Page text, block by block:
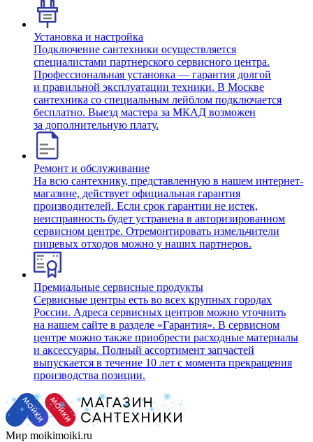
Установка и настройка
Подключение сантехники осуществляется
специалистами партнерского сервисного центра.
Профессиональная установка — гарантия долгой
и правильной эксплуатации техники. В Москве
сантехника со специальным лейблом подключается
бесплатно. Выезд мастера за МКАД возможен
за дополнительную плату.
Ремонт и обслуживание
На всю сантехнику, представленную в нашем интернет-
магазине, действует официальная гарантия
производителей. Если срок гарантии не истек,
неисправность будет устранена в авторизированном
сервисном центре. Отремонтировать измельчители
пищевых отходов можно у наших партнеров.
Премиальные сервисные продукты
Сервисные центры есть во всех крупных городах
России. Адреса сервисных центров можно уточнить
на нашем сайте в разделе «Гарантия». В сервисном
центре можно также приобрести расходные материалы
и аксессуары. Полный ассортимент запчастей
выпускается в течение 10 лет с момента прекращения
производства позиции.
Мир moikimoiki.ru